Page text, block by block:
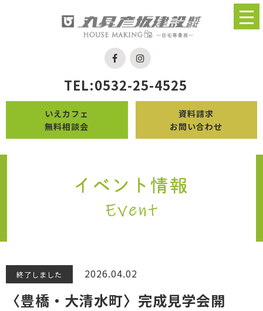
TEL:0532-25-4525
いえカフェ
無料相談会
資料請求
お問い合わせ
終了しました 2026.04.02
〈豊橋・大清水町〉完成見学会開